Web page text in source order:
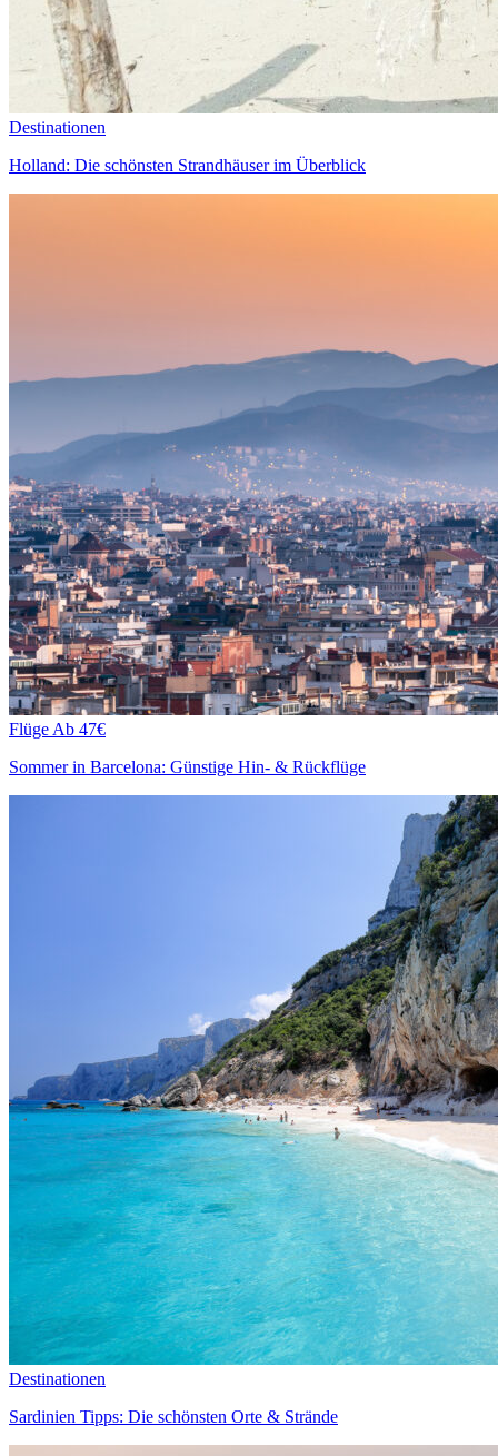
Destinationen
Holland: Die schönsten Strandhäuser im Überblick
Flüge Ab 47€
Sommer in Barcelona: Günstige Hin- & Rückflüge
Destinationen
Sardinien Tipps: Die schönsten Orte & Strände